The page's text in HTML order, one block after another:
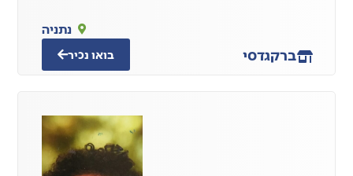
ברקגדסי
נתניה
בואו נכיר